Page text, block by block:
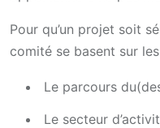
Pour qu’un projet soit
comité se basent sur
Le parcours
Le secteur